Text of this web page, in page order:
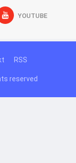
YOUTUBE
RSS
reserved